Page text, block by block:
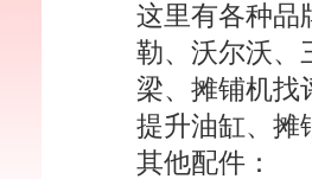
这里有各种品
勒、沃尔沃、
梁、摊铺机找
提升油缸、摊
其他配件：